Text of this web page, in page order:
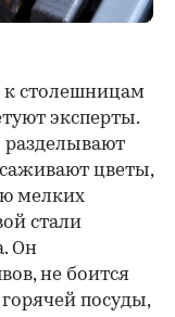
к столешницам
эксперты.
разделывают
цветы,
мелких
стали
Он
не боится
посуды,